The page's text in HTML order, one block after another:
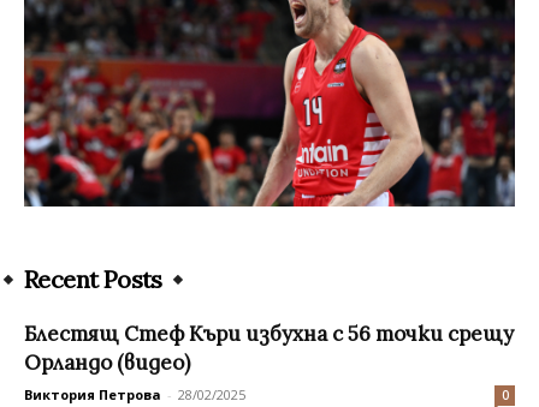
Recent Posts
Блестящ Стеф Къри избухна с 56 точки срещу
Орландо (видео)
Виктория Петрова - 28/02/2025 0